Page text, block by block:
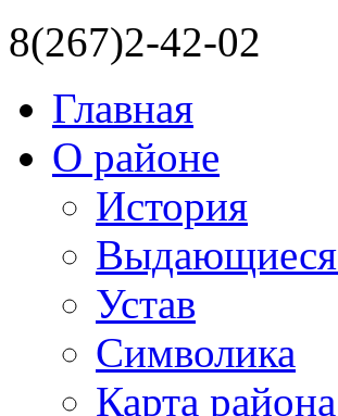
8(267)2-42-02
Главная
О районе
История
Выдающиеся
Устав
Символика
Карта района